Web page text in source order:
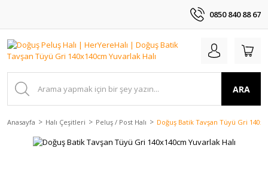
0850 840 88 67
ARA
Anasayfa Halı Çeşitleri Peluş / Post Halı Doğuş Batik Tavşan Tüyü Gri